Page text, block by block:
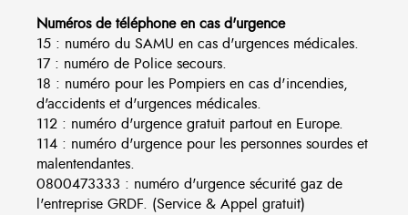
Numéros de téléphone en cas d'urgence
15 : numéro du SAMU en cas d'urgences médicales.
17 : numéro de Police secours.
18 : numéro pour les Pompiers en cas d'incendies,
d'accidents et d'urgences médicales.
112 : numéro d'urgence gratuit partout en Europe.
114 : numéro d'urgence pour les personnes sourdes et
malentendantes.
0800473333 : numéro d'urgence sécurité gaz de
l'entreprise GRDF. (Service & Appel gratuit)